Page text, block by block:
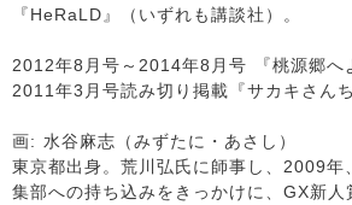
『HeRaLD』（いずれも講談社）。
2012年8月号～2014年8月号 『桃源郷へ
2011年3月号読み切り掲載『サカキさん
画: 水谷麻志（みずたに・あさし）
東京都出身。荒川弘氏に師事し、2009年
集部への持ち込みをきっかけに、GX新人